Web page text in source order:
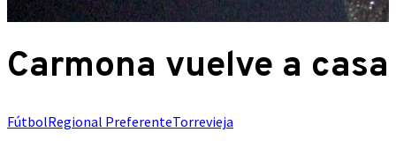
Carmona vuelve a casa
FútbolRegional PreferenteTorrevieja